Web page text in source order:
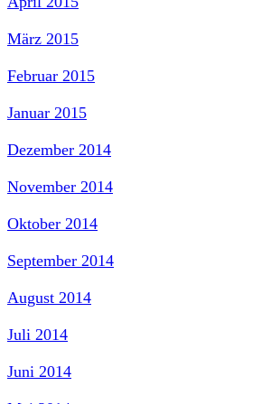
März 2015
Februar 2015
Januar 2015
Dezember 2014
November 2014
Oktober 2014
September 2014
August 2014
Juli 2014
Juni 2014